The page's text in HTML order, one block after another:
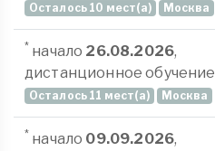
Осталось 10 мест(а) Москва
* начало 26.08.2026,
дистанционное обучение
Осталось 11 мест(а) Москва
* начало 09.09.2026,